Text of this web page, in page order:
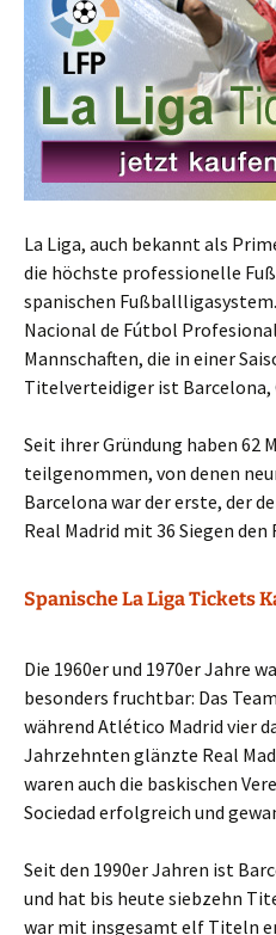
La Liga, auch bekannt als
die höchste professionelle
spanischen
Nacional de Fútbol
Mannschaften, die in einer
Titelverteidiger ist Barcelona,
Seit ihrer Gründung haben 62
teilgenommen, von denen
Barcelona war der erste, der
Real Madrid mit 36 Siegen den
Spanische La Liga Tickets
Die 1960er und 1970er Jahre
besonders fruchtbar: Das
während Atlético Madrid vier
Jahrzehnten glänzte Real
waren auch die baskischen
Sociedad erfolgreich und
Seit den 1990er Jahren ist
und hat bis heute siebzehn
war mit insgesamt elf Titeln